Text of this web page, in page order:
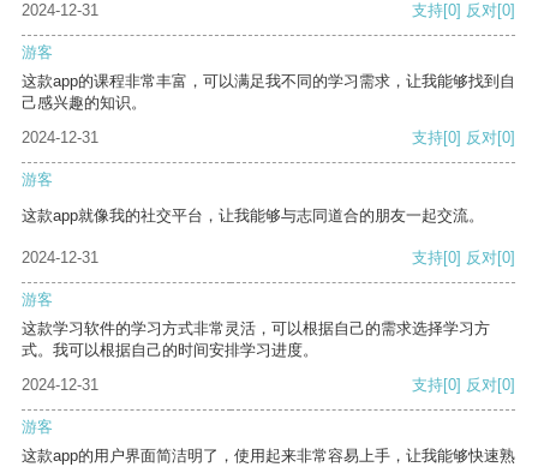
2024-12-31 支持[0] 反对[0]
游客
这款app的课程非常丰富，可以满足我不同的学习需求，让我能够找到自
己感兴趣的知识。
2024-12-31
支持[0] 反对[0]
游客
这款app就像我的社交平台，让我能够与志同道合的朋友一起交流。
2024-12-31 支持[0] 反对[0]
游客
这款学习软件的学习方式非常灵活，可以根据自己的需求选择学习方
式。我可以根据自己的时间安排学习进度。
2024-12-31
支持[0] 反对[0]
游客
这款app的用户界面简洁明了，使用起来非常容易上手，让我能够快速熟